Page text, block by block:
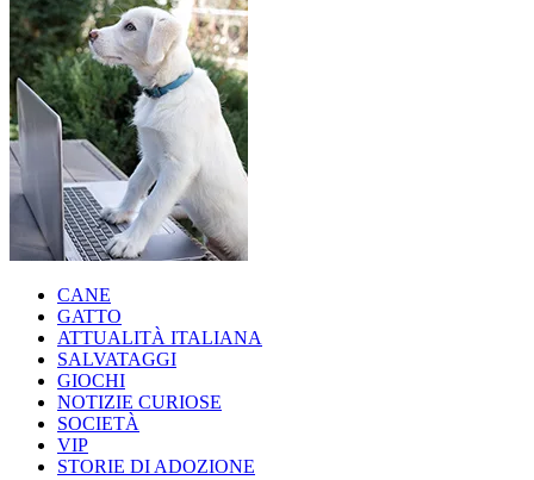
CANE
GATTO
ATTUALITÀ ITALIANA
SALVATAGGI
GIOCHI
NOTIZIE CURIOSE
SOCIETÀ
VIP
STORIE DI ADOZIONE